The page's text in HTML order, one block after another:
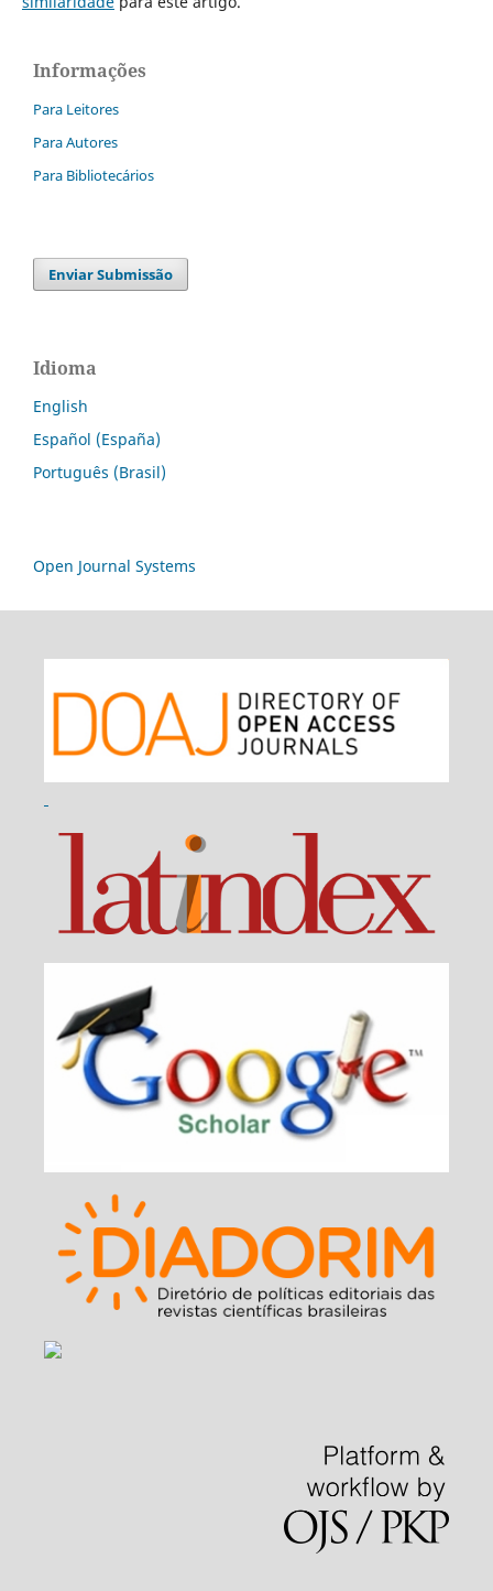
Informações
Para Leitores
Para Autores
Para Bibliotecários
Enviar Submissão
Idioma
English
Español (España)
Português (Brasil)
Open Journal Systems